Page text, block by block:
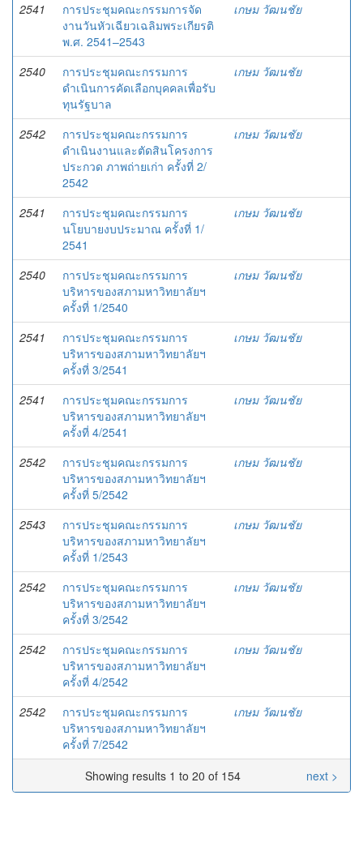
2541
การประชุมคณะกรรมการจัด
งานวันหัวเฉียวเฉลิมพระเกียรติ
พ.ศ. 2541–2543
เกษม วัฒนชัย
2540
การประชุมคณะกรรมการ
ดำเนินการคัดเลือกบุคคลเพื่อรับ
ทุนรัฐบาล
เกษม วัฒนชัย
2542
การประชุมคณะกรรมการ
ดำเนินงานและตัดสินโครงการ
ประกวด ภาพถ่ายเก่า ครั้งที่ 2/
2542
เกษม วัฒนชัย
2541
การประชุมคณะกรรมการ
นโยบายงบประมาณ ครั้งที่ 1/
2541
เกษม วัฒนชัย
2540
การประชุมคณะกรรมการ
บริหารของสภามหาวิทยาลัยฯ
ครั้งที่ 1/2540
เกษม วัฒนชัย
2541
การประชุมคณะกรรมการ
บริหารของสภามหาวิทยาลัยฯ
ครั้งที่ 3/2541
เกษม วัฒนชัย
2541
การประชุมคณะกรรมการ
บริหารของสภามหาวิทยาลัยฯ
ครั้งที่ 4/2541
เกษม วัฒนชัย
2542
การประชุมคณะกรรมการ
บริหารของสภามหาวิทยาลัยฯ
ครั้งที่ 5/2542
เกษม วัฒนชัย
2543
การประชุมคณะกรรมการ
บริหารของสภามหาวิทยาลัยฯ
ครั้งที่ 1/2543
เกษม วัฒนชัย
2542
การประชุมคณะกรรมการ
บริหารของสภามหาวิทยาลัยฯ
ครั้งที่ 3/2542
เกษม วัฒนชัย
2542
การประชุมคณะกรรมการ
บริหารของสภามหาวิทยาลัยฯ
ครั้งที่ 4/2542
เกษม วัฒนชัย
2542
การประชุมคณะกรรมการ
บริหารของสภามหาวิทยาลัยฯ
ครั้งที่ 7/2542
เกษม วัฒนชัย
Showing results 1 to 20 of 154 next >